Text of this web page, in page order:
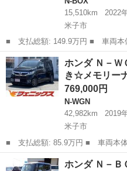
15,510km
2022
米子市
■ 支払総額: 149.9万円 ■ 車両本体価格： 1,423,000 円 ■ メーカ
ー名： ホンダ ■ 車種名： Ｎ
動スライドドア ８型ＳＤナビ
ム レー...
鳥取 米子市 N-BOX
ホンダ Ｎ－
き☆メモリー
769,000円
N-WGN
42,982km
2019
米子市
■ 支払総額: 85.9万円 ■ 車両本体価格： 769,000 円 ■ メーカー
名： ホンダ ■ 車種名： Ｎ－
Ｇ ☆車検整備付き☆メモリーナ
鳥取 米子市 N-WGN
ホンダ Ｎ－